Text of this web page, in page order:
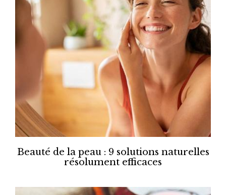
Beauté de la peau : 9 solutions naturelles
résolument efficaces